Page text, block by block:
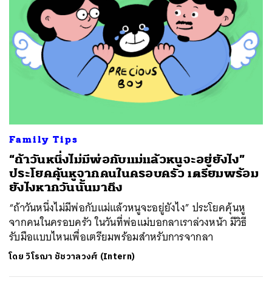
Family Tips
“ถ้าวันหนึ่งไม่มีพ่อกับแม่แล้วหนูจะอยู่ยังไง”
ประโยคคุ้นหูจากคนในครอบครัว เตรียมพร้อม
ยังไงหากวันนั้นมาถึง
“ถ้าวันหนึ่งไม่มีพ่อกับแม่แล้วหนูจะอยู่ยังไง” ประโยคคุ้นหู
จากคนในครอบครัว ในวันที่พ่อแม่บอกลาเราล่วงหน้า มีวิธี
รับมือแบบไหนเพื่อเตรียมพร้อมสำหรับการจากลา
โดยวิโรฌา ชัชวาลวงศ์ (Intern)